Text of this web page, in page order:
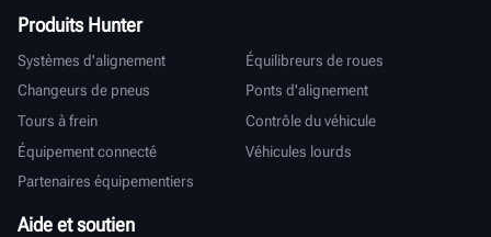
Produits Hunter
Systèmes d'alignement
Équilibreurs de roues
Changeurs de pneus
Ponts d'alignement
Tours à frein
Contrôle du véhicule
Équipement connecté
Véhicules lourds
Partenaires équipementiers
Aide et soutien